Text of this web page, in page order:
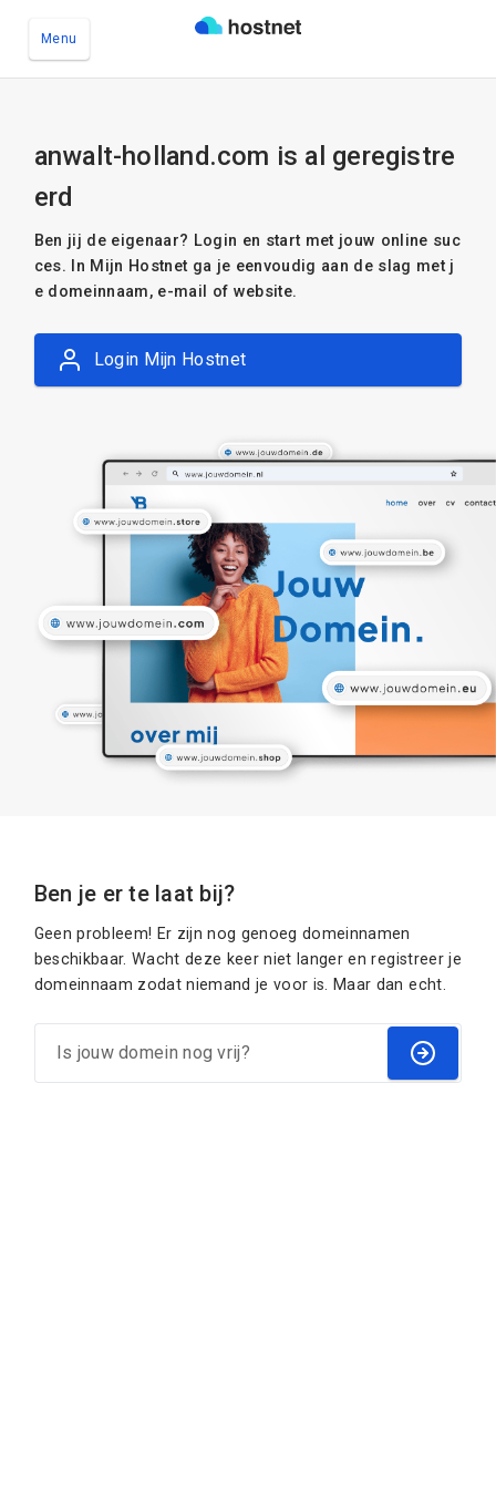
Menu
anwalt-holland.com is al geregistre
erd
Ben jij de eigenaar? Login en start met jouw online suc
ces. In Mijn Hostnet ga je eenvoudig aan de slag met j
e domeinnaam, e-mail of website.
Login Mijn Hostnet
Ben je er te laat bij?
Geen probleem! Er zijn nog genoeg domeinnamen
beschikbaar. Wacht deze keer niet langer en registreer je
domeinnaam zodat niemand je voor is. Maar dan echt.